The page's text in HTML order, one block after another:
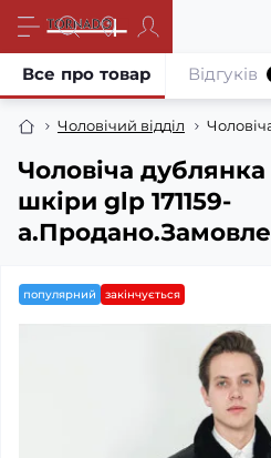
Чоловічий відділ
Чоловіча дублянка
шкіри glp 171159-
Все про товар Відгуків
популярний закінчується